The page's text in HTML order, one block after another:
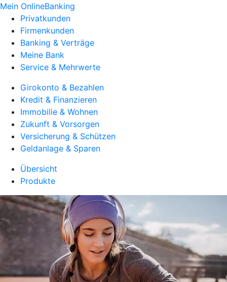
Mein OnlineBanking
Privatkunden
Firmenkunden
Banking & Verträge
Meine Bank
Service & Mehrwerte
Girokonto & Bezahlen
Kredit & Finanzieren
Immobilie & Wohnen
Zukunft & Vorsorgen
Versicherung & Schützen
Geldanlage & Sparen
Übersicht
Produkte